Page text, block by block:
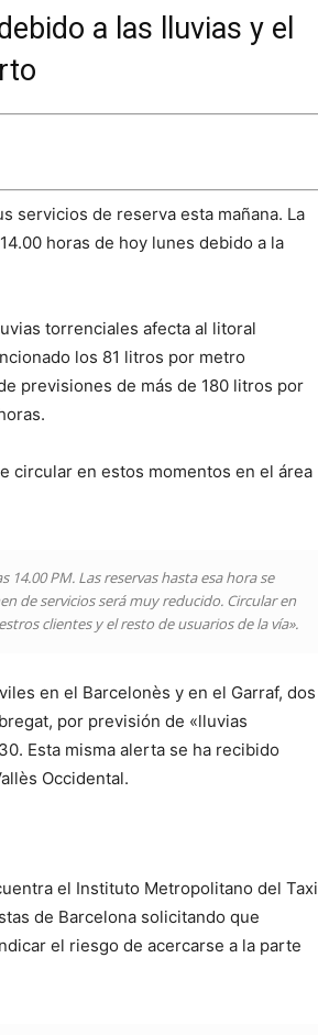
a las lluvias y el
servicios de reserva esta mañana. La
horas de hoy lunes debido a la
torrenciales afecta al litoral
los 81 litros por metro
previsiones de más de 180 litros por
circular en estos momentos en el área
PM. Las reservas hasta esa hora se
de servicios será muy reducido. Circular en
clientes y el resto de usuarios de la vía».
en el Barcelonès y en el Garraf, dos
por previsión de «lluvias
Esta misma alerta se ha recibido
Occidental.
el Instituto Metropolitano del Taxi
de Barcelona solicitando que
el riesgo de acercarse a la parte